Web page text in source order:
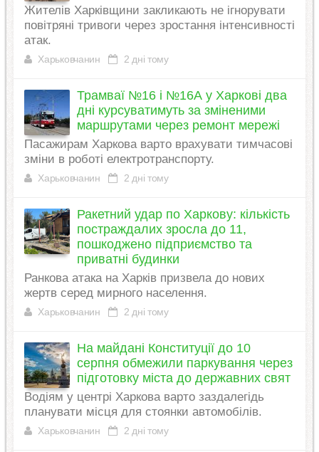
Жителів Харківщини закликають не ігнорувати
повітряні тривоги через зростання інтенсивності
атак.
Харьковчанин 2 дні тому
Трамваї №16 і №16А у Харкові два
дні курсуватимуть за зміненими
маршрутами через ремонт мережі
Пасажирам Харкова варто врахувати тимчасові
зміни в роботі електротранспорту.
Харьковчанин 2 дні тому
Ракетний удар по Харкову: кількість
постраждалих зросла до 11,
пошкоджено підприємство та
приватні будинки
Ранкова атака на Харків призвела до нових
жертв серед мирного населення.
Харьковчанин 2 дні тому
На майдані Конституції до 10
серпня обмежили паркування через
підготовку міста до державних свят
Водіям у центрі Харкова варто заздалегідь
планувати місця для стоянки автомобілів.
Харьковчанин 2 дні тому